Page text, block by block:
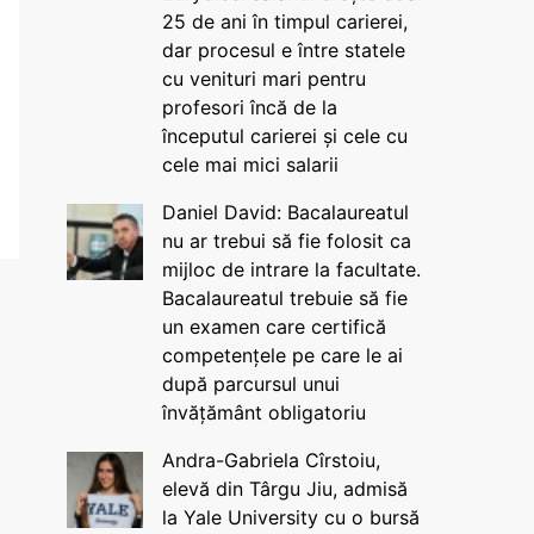
25 de ani în timpul carierei,
dar procesul e între statele
cu venituri mari pentru
profesori încă de la
începutul carierei și cele cu
cele mai mici salarii
Daniel David: Bacalaureatul
nu ar trebui să fie folosit ca
mijloc de intrare la facultate.
Bacalaureatul trebuie să fie
un examen care certifică
competențele pe care le ai
după parcursul unui
învățământ obligatoriu
Andra-Gabriela Cîrstoiu,
elevă din Târgu Jiu, admisă
la Yale University cu o bursă